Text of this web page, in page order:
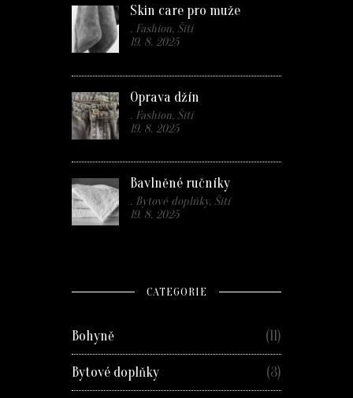
Skin care pro muže
. Fashion, Šití
19. 8. 2025
Oprava džín
. Fashion, Šití
19. 8. 2025
Bavlněné ručníky
. Bytové doplňky, Šití
19. 8. 2025
CATEGORIE
Bohyně (11)
Bytové doplňky (3)